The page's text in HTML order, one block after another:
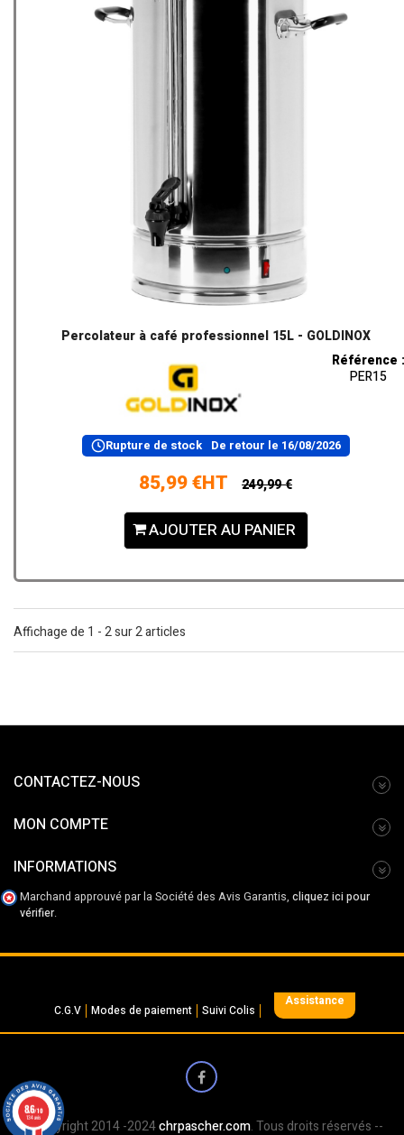
Percolateur à café professionnel 15L - GOLDINOX
Référence :
PER15
Rupture de stock De retour le 16/08/2026
85,99 €HT 249,99 €
AJOUTER AU PANIER
Affichage de 1 - 2 sur 2 articles
CONTACTEZ-NOUS
MON COMPTE
INFORMATIONS
Marchand approuvé par la Société des Avis Garantis, cliquez ici pour
vérifier.
C.G.V Modes de paiement Suivi Colis
Assistance
-- Copyright 2014 -2024chrpascher.com. Tous droits réservés --
8.6/10
134 avis